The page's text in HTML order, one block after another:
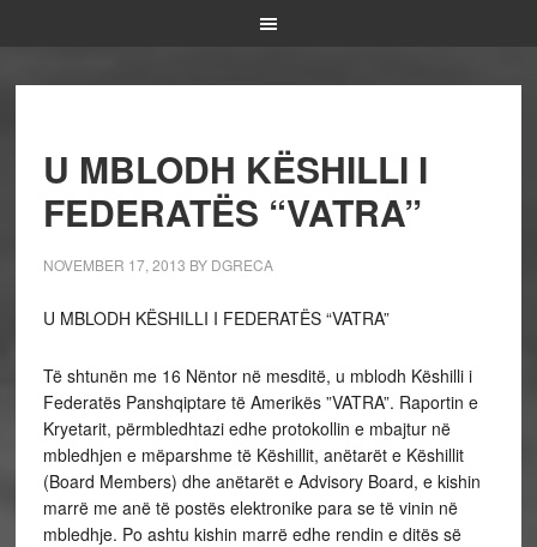
U MBLODH KËSHILLI I
FEDERATËS “VATRA”
NOVEMBER 17, 2013 BY DGRECA
U MBLODH KËSHILLI I FEDERATËS “VATRA”
Të shtunën me 16 Nëntor në mesditë, u mblodh Këshilli i
Federatës Panshqiptare të Amerikës ”VATRA”. Raportin e
Kryetarit, përmbledhtazi edhe protokollin e mbajtur në
mbledhjen e mëparshme të Këshillit, anëtarët e Këshillit
(Board Members) dhe anëtarët e Advisory Board, e kishin
marrë me anë të postës elektronike para se të vinin në
mbledhje. Po ashtu kishin marrë edhe rendin e ditës së